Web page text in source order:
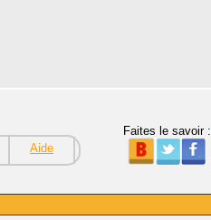
Aide
Faites le savoir :